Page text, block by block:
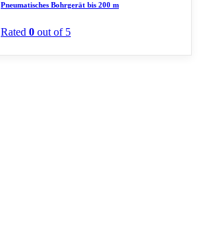
Pneumatisches Bohrgerät bis 200 m
Rated 0 out of 5